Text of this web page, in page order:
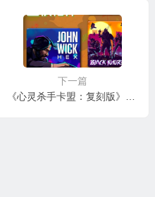
下一篇
《心灵杀手卡盟：复刻版》DLSS效果对比 4K分辨率下有2倍的性能提升